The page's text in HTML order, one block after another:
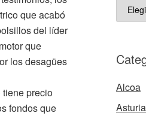
que acabó
del líder
que
los desagües
precio
fondos que
Alcoa